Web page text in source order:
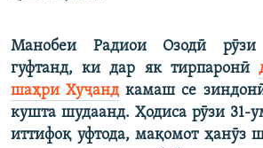
Манобеи Радиои Озодӣ
гуфтанд, ки дар як тирпаронӣ
шаҳри Хуҷандкамаш се
кушта шудаанд. Ҳодиса рӯзи 31-
иттифоқ уфтода, мақомот ҳанӯз